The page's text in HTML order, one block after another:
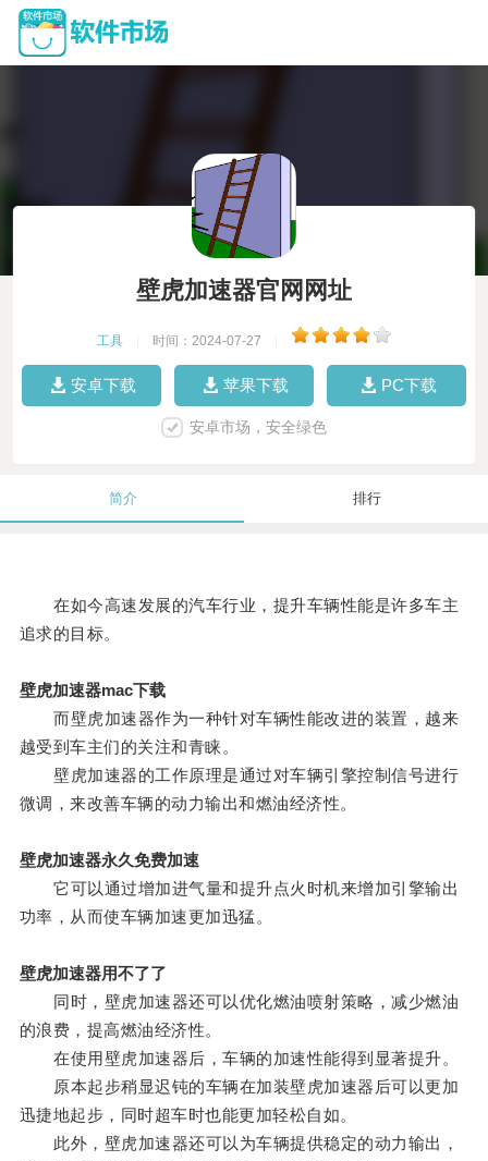
壁虎加速器官网网址
工具 时间：2024-07-27
安卓下载 苹果下载 PC下载
安卓市场，安全绿色
简介 排行
在如今高速发展的汽车行业，提升车辆性能是许多车主
追求的目标。
壁虎加速器mac下载
而壁虎加速器作为一种针对车辆性能改进的装置，越来
越受到车主们的关注和青睐。
壁虎加速器的工作原理是通过对车辆引擎控制信号进行
微调，来改善车辆的动力输出和燃油经济性。
壁虎加速器永久免费加速
它可以通过增加进气量和提升点火时机来增加引擎输出
功率，从而使车辆加速更加迅猛。
壁虎加速器用不了了
同时，壁虎加速器还可以优化燃油喷射策略，减少燃油
的浪费，提高燃油经济性。
在使用壁虎加速器后，车辆的加速性能得到显著提升。
原本起步稍显迟钝的车辆在加装壁虎加速器后可以更加
迅捷地起步，同时超车时也能更加轻松自如。
此外，壁虎加速器还可以为车辆提供稳定的动力输出，